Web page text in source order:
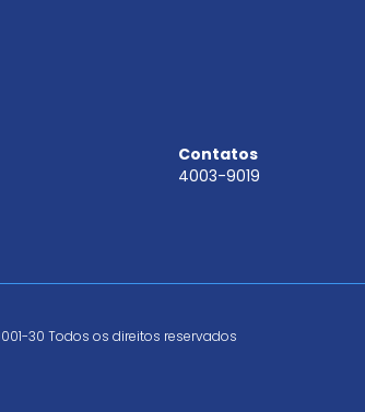
Contatos
4003-9019
30 Todos os direitos reservados